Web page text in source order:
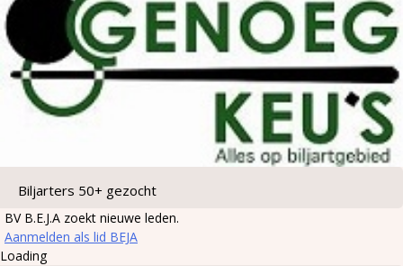
Biljarters 50+ gezocht
BV B.E.J.A zoekt nieuwe leden.
Aanmelden als lid BEJA
Loading